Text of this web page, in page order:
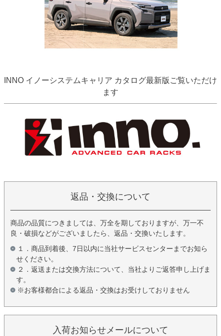
INNO イノーシステムキャリア カタログ最新版ご覧いただけ
ます
返品・交換について
商品の品質につきましては、万全を期しておりますが、万一不
良・破損などがございましたら、返品・交換いたします。
１．商品到着後、7日以内に当社サービスセンターまでお知ら
せください。
２．返送または交換方法について、当社よりご返答申し上げま
す。
※お客様都合による返品・交換はお受けしておりません
入荷お知らせメールについて